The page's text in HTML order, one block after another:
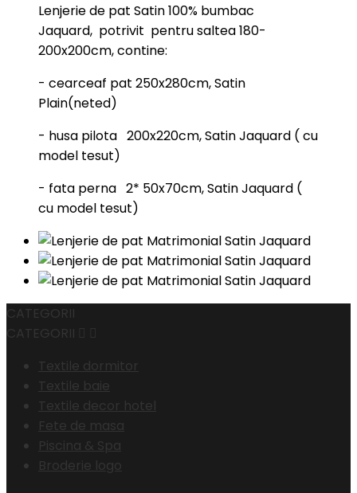
Lenjerie de pat Satin 100% bumbac
Jaquard, potrivit pentru saltea 180-
200x200cm, contine:
- cearceaf pat 250x280cm, Satin
Plain(neted)
- husa pilota 200x220cm, Satin Jaquard ( cu
model tesut)
- fata perna 2* 50x70cm, Satin Jaquard (
cu model tesut)
CATEGORII
CATEGORII
Textile dormitor
Textile baie
Textile decor hotel
Fete de masa
Piscina & Spa
Broderie logo